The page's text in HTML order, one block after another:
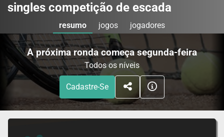
singles competição de escada
resumo jogos jogadores
A próxima ronda começa segunda-feira
Todos os níveis
Cadastre-Se